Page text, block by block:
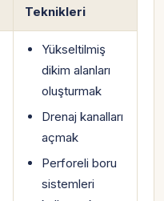
Teknikleri
Yükseltilmiş
dikim alanları
oluşturmak
Drenaj kanalları
açmak
Perforeli boru
sistemleri